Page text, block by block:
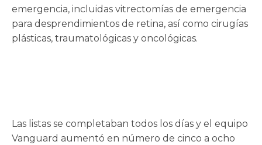
emergencia, incluidas vitrectomías de emergencia
para desprendimientos de retina, así como cirugías
plásticas, traumatológicas y oncológicas.
Las listas se completaban todos los días y el equipo
Vanguard aumentó en número de cinco a ocho